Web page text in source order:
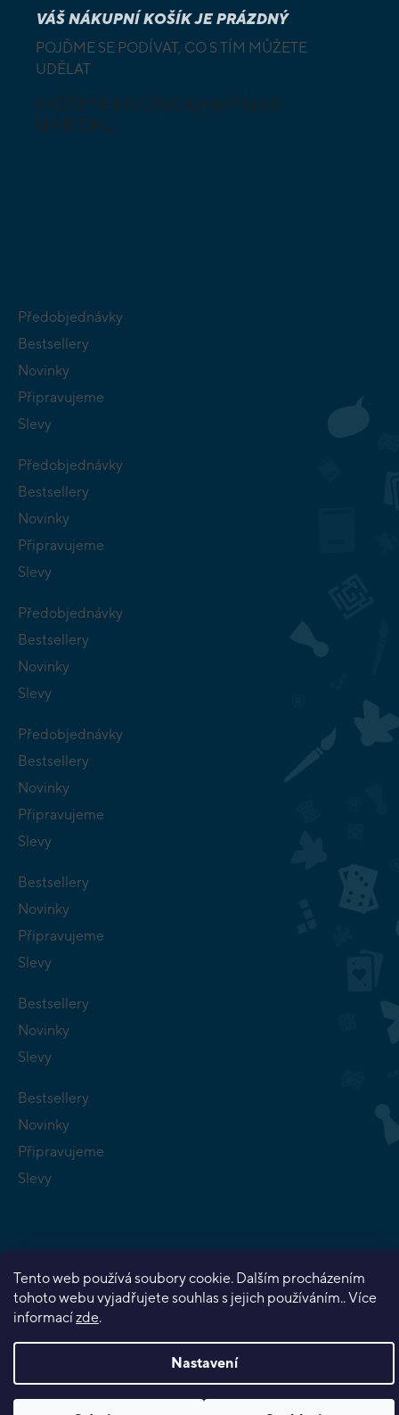
Tento web používá soubory cookie. Dalším procházením
tohoto webu vyjadřujete souhlas s jejich používáním.. Více
informacízde.
Nastavení
VÁŠ NÁKUPNÍ KOŠÍK JE PRÁZDNÝ
POJĎME SE PODÍVAT, CO S TÍM MŮŽETE
UDĚLAT
MŮŽETE PROZKOUMAT NAŠI
NABÍDKU
Předobjednávky
Bestsellery
Novinky
Připravujeme
Slevy
Předobjednávky
Bestsellery
Novinky
Připravujeme
Slevy
Předobjednávky
Bestsellery
Novinky
Slevy
Předobjednávky
Bestsellery
Novinky
Připravujeme
Slevy
Bestsellery
Novinky
Připravujeme
Slevy
Bestsellery
Novinky
Slevy
Bestsellery
Novinky
Připravujeme
Slevy
Vytvořil Shoptet Premium
Copyright 2026 Planeta her. Všechna práva vyhrazena.